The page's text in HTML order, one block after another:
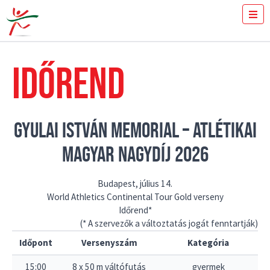
JEGYVÁSÁRLÁS
TÖRTÉNET
DR. SPIRIEV BOJIDAR TRÓFEA
VERSENYCSÚCSOK
GYULAI ISTVÁN
HÍREK
GALÉRIA
TÁMOGATÓK
KAPCSOLAT
IDŐREND
GYULAI ISTVÁN MEMORIAL – ATLÉTIKAI
MAGYAR NAGYDÍJ 2026
Budapest, július 14.
World Athletics Continental Tour Gold verseny
Időrend*
(* A szervezők a változtatás jogát fenntartják)
Időpont
Versenyszám Kategória
15:00 8 x 50 m váltófutás gyermek